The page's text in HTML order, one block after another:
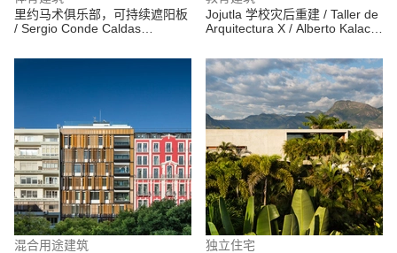
里约马术俱乐部，可持续遮阳板
/ Sergio Conde Caldas
Jojutla 学校灾后重建 / Taller de
Arquitectura X / Alberto Kalach
混合用途建筑
独立住宅